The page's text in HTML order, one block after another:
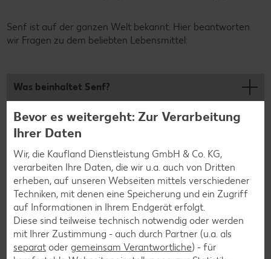
Senf ist auf der ganzen Welt bekannt. Hier beantworten
wir Fragen zu dem beliebten Lebensmittel:
Was beinhaltet Senf?
Wie gesund ist Senf?
Ist Senf eine Hülsenfrucht?
Wie kann man Tafelsenf selbst machen?
Wie nimmt man Senf die Schärfe?
Welcher Senf passt zur Bratwurst?
Bevor es weitergeht: Zur Verarbeitung
Ihrer Daten
Wir, die Kaufland Dienstleistung GmbH & Co. KG,
verarbeiten Ihre Daten, die wir u.a. auch von Dritten
erheben, auf unseren Webseiten mittels verschiedener
Techniken, mit denen eine Speicherung und ein Zugriff
auf Informationen in Ihrem Endgerät erfolgt.
Diese sind teilweise technisch notwendig oder werden
mit Ihrer Zustimmung - auch durch Partner (u.a. als
separat oder gemeinsam Verantwortliche) - für